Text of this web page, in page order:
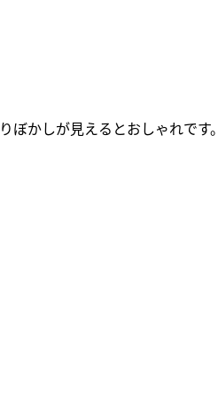
ぼかしが見えるとおしゃれです。